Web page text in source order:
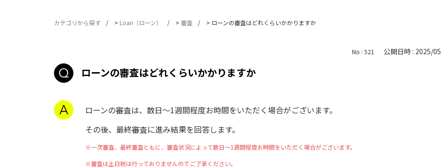
カテゴリから探す > Loan（ローン） > 審査 > ローンの審査はどれくらいかかりますか
No : 521 公開日時 : 2025/
ローンの審査はどれくらいかかりますか
ローンの審査は、数日～1週間程度お時間をいただく場合がございます。
その後、最終審査に進み結果を回答します。
※一次審査、最終審査ともに、審査状況によって数日～1週間程度お時間をいただく場合がございます。
※審査は土日祝は行っておりませんのでご了承ください。